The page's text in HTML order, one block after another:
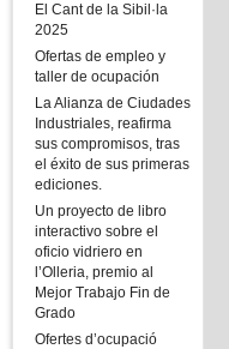
El Cant de la Sibil·la
2025
Ofertas de empleo y
taller de ocupación
La Alianza de Ciudades
Industriales, reafirma
sus compromisos, tras
el éxito de sus primeras
ediciones.
Un proyecto de libro
interactivo sobre el
oficio vidriero en
l’Olleria, premio al
Mejor Trabajo Fin de
Grado
Ofertes d’ocupació